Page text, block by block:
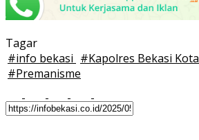
Tagar
#info bekasi #Kapolres Bekasi Kota
#Premanisme